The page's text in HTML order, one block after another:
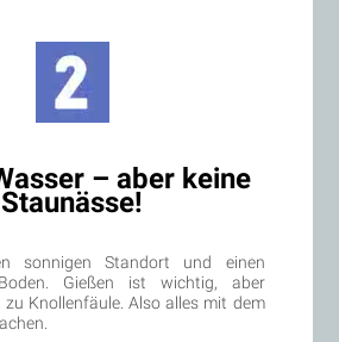
– aber keine
Staunässe!
sonnigen Standort und einen
Gießen ist wichtig, aber
Knollenfäule. Also alles mit dem